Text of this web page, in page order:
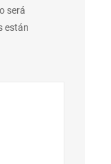
será
están